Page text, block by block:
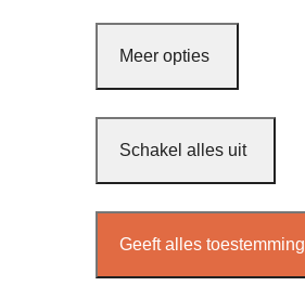
Meer opties
Schakel alles uit
Geeft alles toestemming